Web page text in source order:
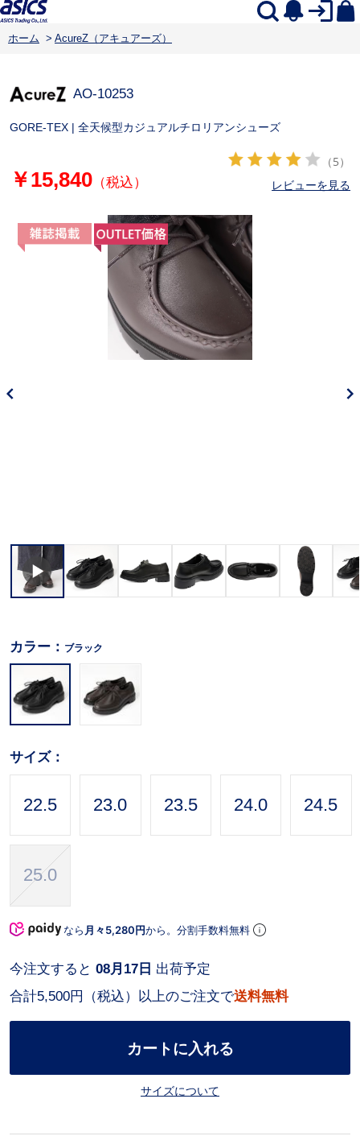
ホーム > AcureZ（アキュアーズ）
AO-10253
GORE-TEX | 全天候型カジュアルチロリアンシューズ
￥15,840（税込）
（5）
レビューを見る
カラー： ブラック
サイズ：
22.5 23.0 23.5 24.0 24.5
25.0
なら 月々5,280円から。分割手数料無料
合計5,500円（税込）以上のご注文で送料無料
今注文すると 08月17日 出荷予定
カートに入れる
サイズについて